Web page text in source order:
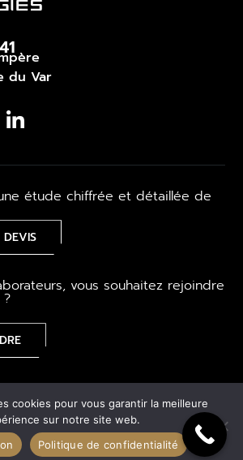
du Var
étude chiffrée et détaillée de
CGV–Gestion des cookies– Plan du
vous souhaitez rejoindre
cookies pour vous garantir la meilleure
sur notre site web.
Politique de confidentialité